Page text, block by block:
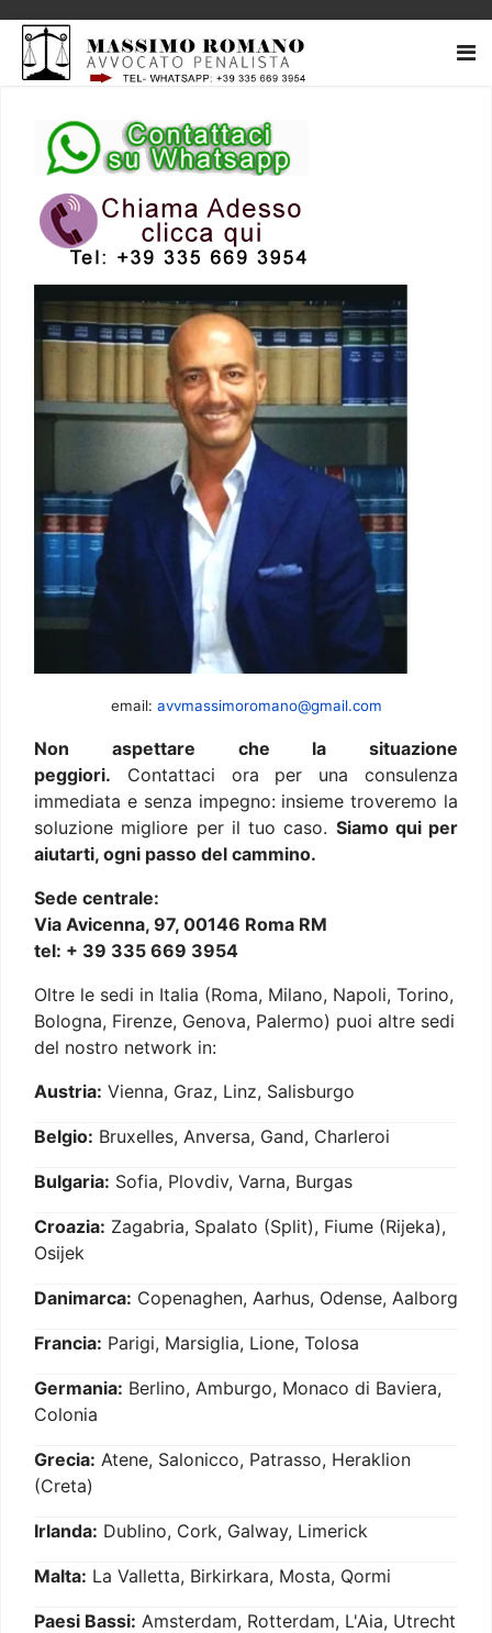
email: avvmassimoromano@gmail.com
Non aspettare che la situazione
peggiori. Contattaci ora per una consulenza
immediata e senza impegno: insieme troveremo la
soluzione migliore per il tuo caso. Siamo qui per
aiutarti, ogni passo del cammino.
Sede centrale:
Via Avicenna, 97, 00146 Roma RM
tel: + 39 335 669 3954
Oltre le sedi in Italia (Roma, Milano, Napoli, Torino,
Bologna, Firenze, Genova, Palermo) puoi altre sedi
del nostro network in:
Austria: Vienna, Graz, Linz, Salisburgo
Belgio: Bruxelles, Anversa, Gand, Charleroi
Bulgaria: Sofia, Plovdiv, Varna, Burgas
Croazia: Zagabria, Spalato (Split), Fiume (Rijeka),
Osijek
Danimarca: Copenaghen, Aarhus, Odense, Aalborg
Francia: Parigi, Marsiglia, Lione, Tolosa
Germania: Berlino, Amburgo, Monaco di Baviera,
Colonia
Grecia: Atene, Salonicco, Patrasso, Heraklion
(Creta)
Irlanda: Dublino, Cork, Galway, Limerick
Malta: La Valletta, Birkirkara, Mosta, Qormi
Paesi Bassi: Amsterdam, Rotterdam, L'Aia, Utrecht